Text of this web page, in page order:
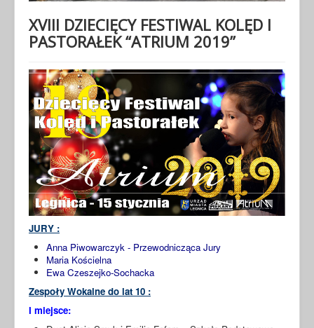
XVIII DZIECIĘCY FESTIWAL KOLĘD I
PASTORAŁEK “ATRIUM 2019”
JURY :
Anna Piwowarczyk - Przewodnicząca Jury
Maria Kościelna
Ewa Czeszejko-Sochacka
Zespoły Wokalne do lat 10 :
I miejsce: